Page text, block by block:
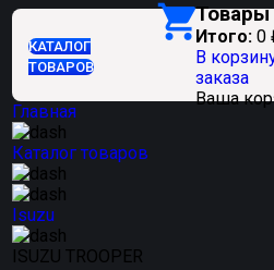
КАТАЛОГ
ТОВАРОВ
Товары
Итого: 0
В
заказа
Ваша
Главная
Каталог товаров
Isuzu
ISUZU TROOPER